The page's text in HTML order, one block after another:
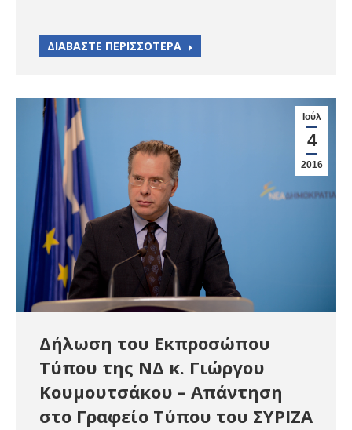
ΔΙΑΒΑΣΤΕ ΠΕΡΙΣΣΟΤΕΡΑ
Ιούλ
4
2016
Δήλωση του Εκπροσώπου
Τύπου της ΝΔ κ. Γιώργου
Κουμουτσάκου – Απάντηση
στο Γραφείο Τύπου του ΣΥΡΙΖΑ